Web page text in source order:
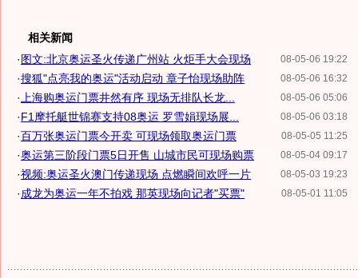
相关新闻
08-05-06 19:22
·图文:北京奥运圣火传递广州站 火炬手大会现场
08-05-06 16:32
·搜狐"点亮我的奥运"活动启动 章子怡现场助阵
08-05-06 05:06
· 上海购奥运门票井然有序 现场无排队长龙...
08-05-06 03:18
·F1摩托艇世锦赛支持08奥运 罗雪娟现场展...
08-05-05 11:25
·百万张奥运门票今开卖 可现场领取奥运门票
08-05-04 09:17
·奥运第三阶段门票5日开售 山城市民可现场购票
08-05-03 19:23
·视频:奥运圣火澳门传递现场 点燃瞬间欢呼一片
08-05-01 11:05
·成龙为奥运一年不拍戏 那英现场向记者"买票"